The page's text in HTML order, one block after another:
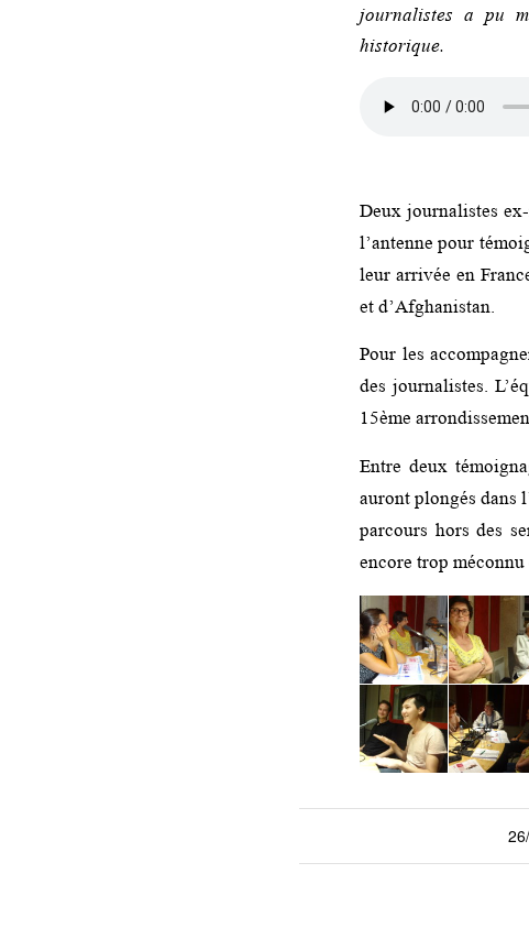
journalistes a pu
historique.
Deux journalistes
l’antenne pour
leur arrivée en
et d’Afghanistan.
Pour les
des journalistes.
15ème
Entre deux
auront plongés dans
parcours hors des
encore trop méconnu